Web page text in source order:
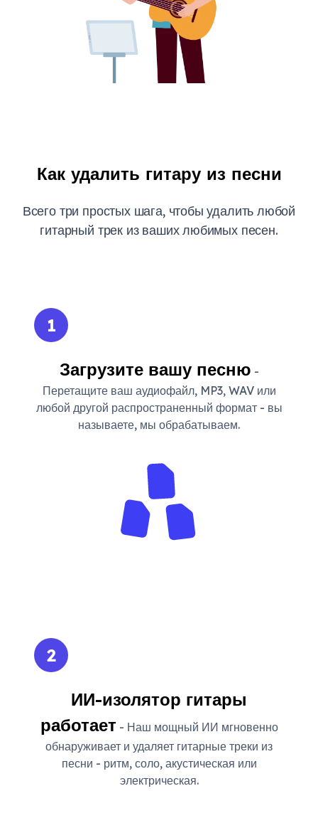
Как удалить гитару из песни
Всего три простых шага, чтобы удалить любой
гитарный трек из ваших любимых песен.
1
Загрузите вашу песню -
Перетащите ваш аудиофайл, MP3, WAV или
любой другой распространенный формат - вы
называете, мы обрабатываем.
2
ИИ-изолятор гитары
работает- Наш мощный ИИ мгновенно
обнаруживает и удаляет гитарные треки из
песни - ритм, соло, акустическая или
электрическая.